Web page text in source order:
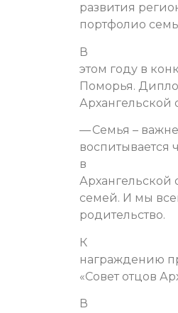
развития
портфолио
В
этом году в
Поморья.
Архангельской
— Семья –
воспитывается
в
Архангельской
семей. И мы
родительство.
К
награждению
«Совет отцов
В